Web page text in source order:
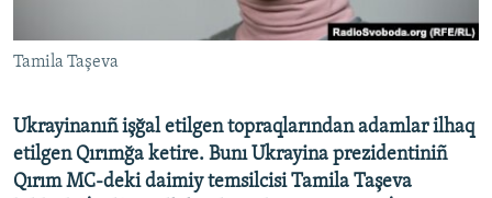
Tamila Taşeva
Ukrayinanıñ işğal etilgen topraqlarından adamlar ilhaq
etilgen Qırımğa ketire. Bunı Ukrayina prezidentiniñ
Qırım MC-deki daimiy temsilcisi Tamila Taşeva